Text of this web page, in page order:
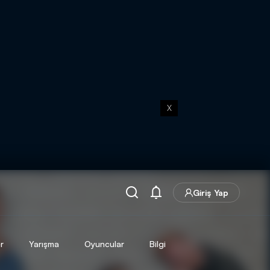
X
Giriş Yap
Yarışma Oyuncular Bilgi